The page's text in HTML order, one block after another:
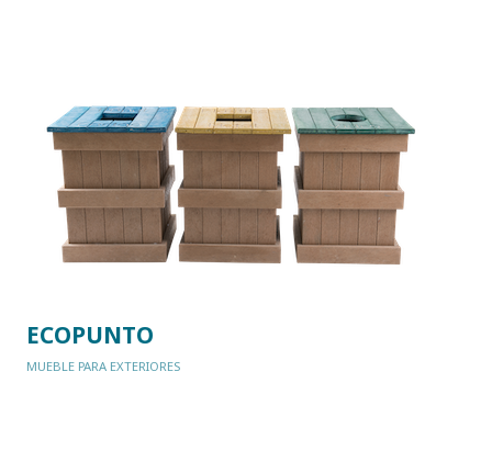
ECOPUNTO
MUEBLE PARA EXTERIORES